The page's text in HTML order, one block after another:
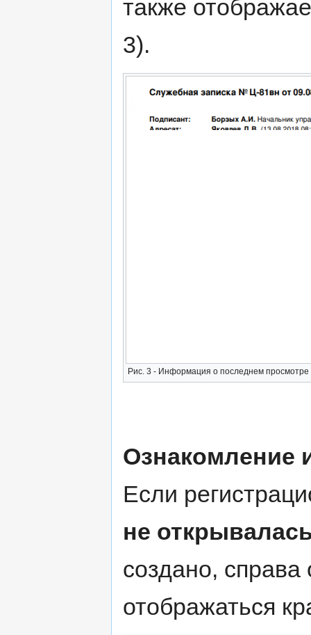
также
3).
Рис. 3 - Информация о последнем просмотре
Ознакомление
Если
не
создано, справа
отображаться